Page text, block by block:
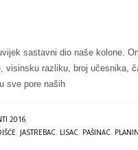
sastavni dio naše kolone.
visinsku razliku, broj učesnika,
sve pore naših
2016
, JASTREBAC, LISAC, PAŠINAC,